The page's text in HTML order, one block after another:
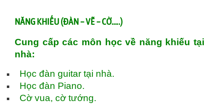
NĂNG KHIẾU (ĐÀN – VẼ – CỜ…..)
Cung cấp các môn học về năng khiếu tại
nhà:
Học đàn guitar tại nhà.
Học đàn Piano.
Cờ vua, cờ tướng.